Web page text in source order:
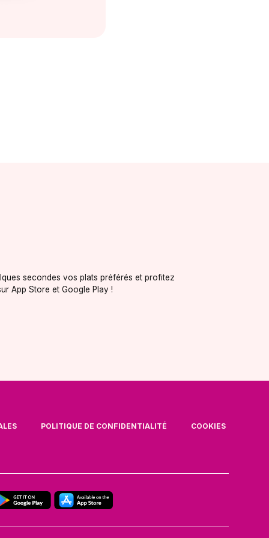
secondes vos plats préférés et profitez
App Store et Google Play !
POLITIQUE DE CONFIDENTIALITÉ COOKIES